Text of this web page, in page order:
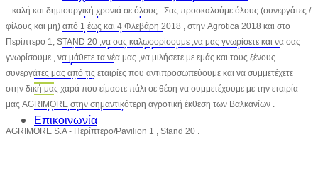
Διάφοροι σπόροι
Διάφορα προϊόντα
Εξοπλισμός Θερμοκηπίων- Οπωρώνων-
Αμπελιού
Υποστήριξη
Νέα
Συχνές ερωτήσεις
Επικοινωνία
...καλή και δημιουργική χρονιά σε όλους . Σας προσκαλούμε όλους (συνεργάτες /
φίλους και μη) από 1 έως και 4 Φλεβάρη 2018 , στην Agrotica 2018 και στο
Περίπτερο 1, STAND 20 ,να σας καλωσορίσουμε ,να μας γνωρίσετε και να σας
γνωρίσουμε , να μάθετε τα νέα μας ,να μιλήσετε με εμάς και τους ξένους
συνεργάτες μας από τις εταιρίες που αντιπροσωπεύουμε και να συμμετέχετε
στην δική μας χαρά που είμαστε πάλι σε θέση να συμμετέχουμε με την εταιρία
μας AGRIMORE στην σημαντικότερη αγροτική έκθεση των Βαλκανίων .
AGRIMORE S.A - Περίπτερο/Pavilion 1 , Stand 20 .